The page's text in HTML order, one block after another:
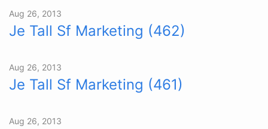
Aug 26, 2013
Je Tall Sf Marketing (462)
Aug 26, 2013
Je Tall Sf Marketing (461)
Aug 26, 2013